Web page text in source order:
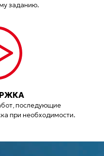
заданию.
последующие
при необходимости.